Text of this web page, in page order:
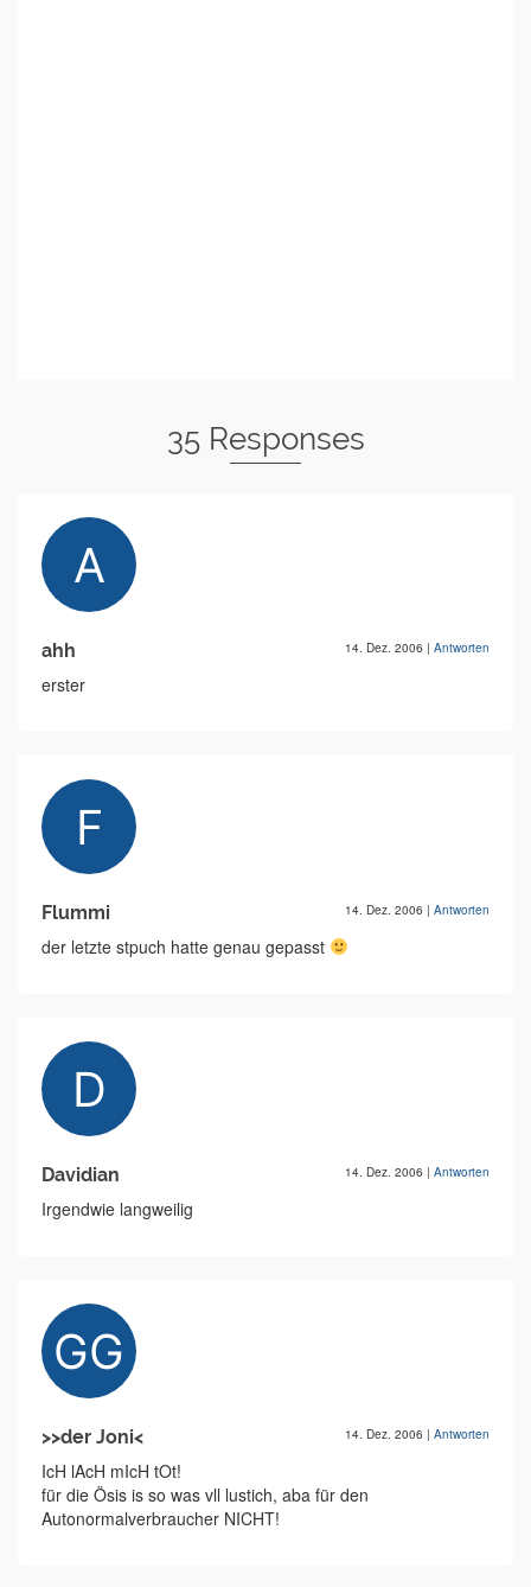
35 Responses
ahh 14. Dez. 2006 | Antworten
erster
Flummi 14. Dez. 2006 | Antworten
der letzte stpuch hatte genau gepasst
Davidian 14. Dez. 2006 | Antworten
Irgendwie langweilig
>>der Joni< 14. Dez. 2006 | Antworten
IcH lAcH mIcH tOt!
für die Ösis is so was vll lustich, aba für den
Autonormalverbraucher NICHT!